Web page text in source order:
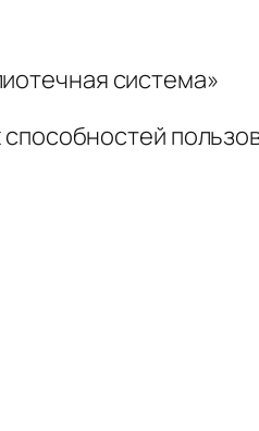
система»